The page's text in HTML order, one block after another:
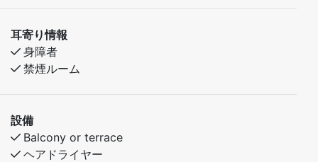
耳寄り情報
身障者
禁煙ルーム
設備
Balcony or terrace
ヘアドライヤー